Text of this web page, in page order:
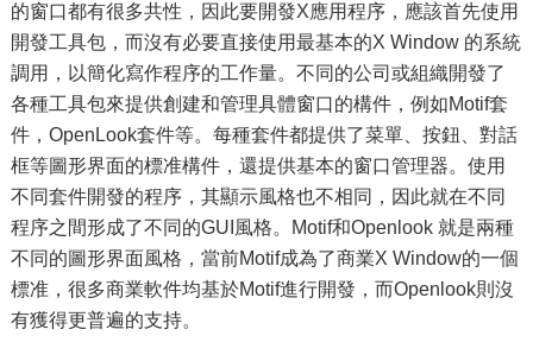
的窗口都有很多共性，因此要開發X應用程序，應該首先使用
開發工具包，而沒有必要直接使用最基本的X Window 的系統
調用，以簡化寫作程序的工作量。不同的公司或組織開發了
各種工具包來提供創建和管理具體窗口的構件，例如Motif套
件，OpenLook套件等。每種套件都提供了菜單、按鈕、對話
框等圖形界面的標准構件，還提供基本的窗口管理器。使用
不同套件開發的程序，其顯示風格也不相同，因此就在不同
程序之間形成了不同的GUI風格。Motif和Openlook 就是兩種
不同的圖形界面風格，當前Motif成為了商業X Window的一個
標准，很多商業軟件均基於Motif進行開發，而Openlook則沒
有獲得更普遍的支持。